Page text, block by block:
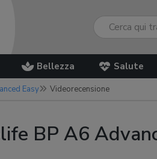
Bellezza Salute
Easy Videorecensione
BP A6